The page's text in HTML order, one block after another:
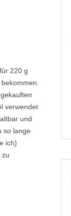
220 g
verwendet
und
so lange
ich)
zu